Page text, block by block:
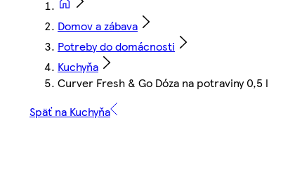
Domov a zábava
Potreby do domácnosti
Kuchyňa
Curver Fresh & Go Dóza na potraviny 0,5 l
Späť na Kuchyňa